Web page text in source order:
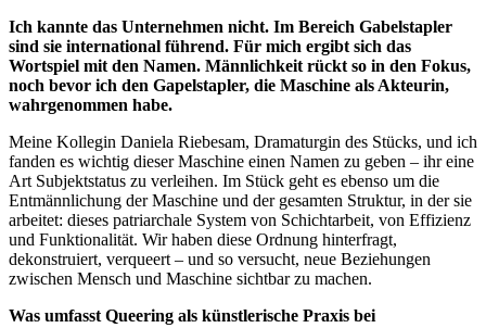
Ich kannte das Unternehmen nicht. Im Bereich Gabelstapler
sind sie international führend. Für mich ergibt sich das
Wortspiel mit den Namen. Männlichkeit rückt so in den Fokus,
noch bevor ich den Gapelstapler, die Maschine als Akteurin,
wahrgenommen habe.
Meine Kollegin Daniela Riebesam, Dramaturgin des Stücks, und ich
fanden es wichtig dieser Maschine einen Namen zu geben – ihr eine
Art Subjektstatus zu verleihen. Im Stück geht es ebenso um die
Entmännlichung der Maschine und der gesamten Struktur, in der sie
arbeitet: dieses patriarchale System von Schichtarbeit, von Effizienz
und Funktionalität. Wir haben diese Ordnung hinterfragt,
dekonstruiert, verqueert – und so versucht, neue Beziehungen
zwischen Mensch und Maschine sichtbar zu machen.
Was umfasst Queering als künstlerische Praxis bei